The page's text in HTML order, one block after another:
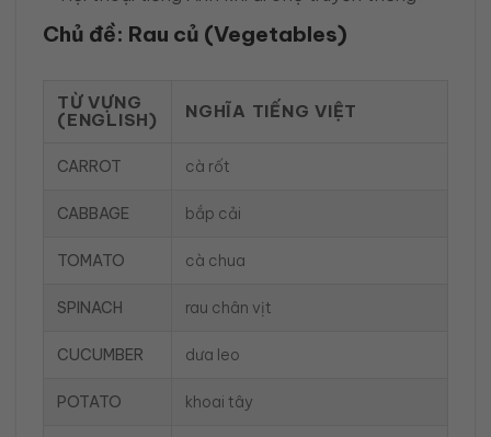
Chủ đề: Rau củ (Vegetables)
TỪ VỰNG
(ENGLISH)
NGHĨA TIẾNG VIỆT
CARROT cà rốt
CABBAGE bắp cải
TOMATO cà chua
SPINACH rau chân vịt
CUCUMBER dưa leo
POTATO khoai tây